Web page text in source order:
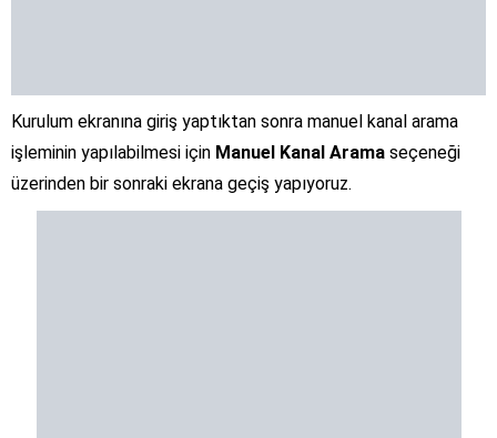
Kurulum ekranına giriş yaptıktan sonra manuel kanal arama
işleminin yapılabilmesi için Manuel Kanal Arama seçeneği
üzerinden bir sonraki ekrana geçiş yapıyoruz.